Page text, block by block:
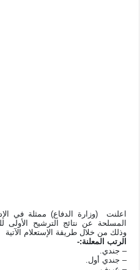
اعلنت (وزارة الدفاع) ممثلة في
وذلك من خلال طريقة الإستعلام الآتية
الرتب المعلنة:-
– جندي.
– جندي أول.